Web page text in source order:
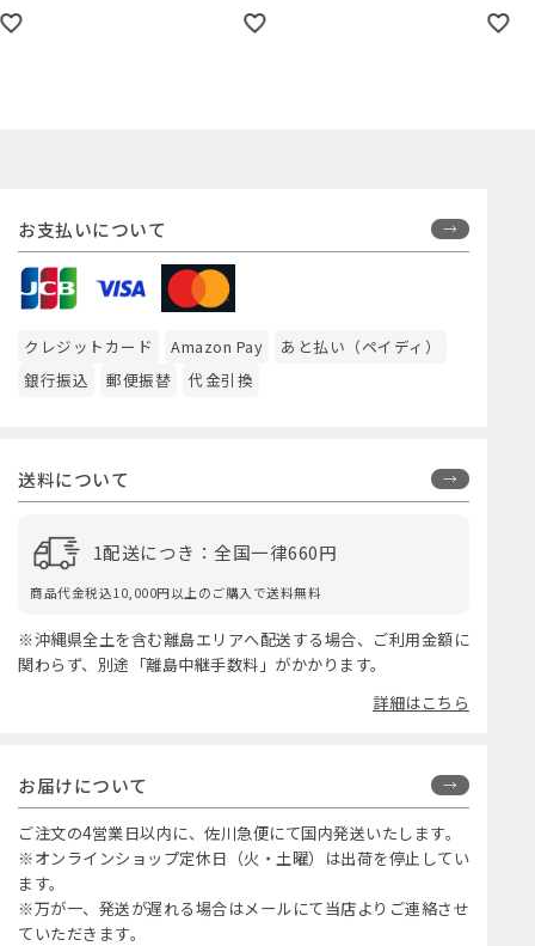
お支払いについて
クレジットカード Amazon Pay
あと払い（ペイディ）
銀行振込
郵便振替 代金引換
送料について
1配送につき：全国一律660円
商品代金税込10,000円以上のご購入で送料無料
※沖縄県全土を含む離島エリアへ配送する場合、ご利用金額に
関わらず、別途「離島中継手数料」がかかります。
詳細はこちら
お届けについて
ご注文の4営業日以内に、佐川急便にて国内発送いたします。
※オンラインショップ定休日（火・土曜）は出荷を停止してい
ます。
※万が一、発送が遅れる場合はメールにて当店よりご連絡させ
ていただきます。